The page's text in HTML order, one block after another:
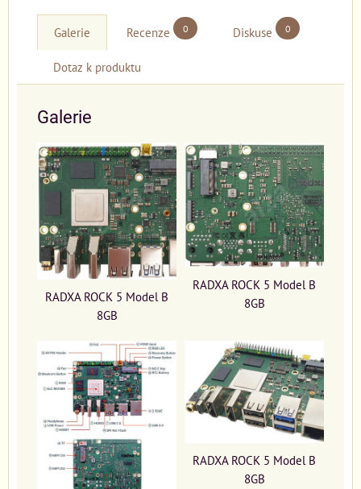
Galerie Recenze 0 Diskuse 0
Dotaz k produktu
Galerie
RADXA ROCK 5 Model B
8GB
RADXA ROCK 5 Model B
8GB
RADXA ROCK 5 Model B
8GB